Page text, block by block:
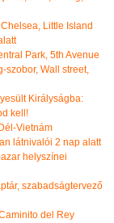
Little Island
Park, 5th Avenue
szobor, Wall street,
Királyságba:
kell!
Vietnám
látnivalói 2 nap alatt
helyszínei
szabadságtervező
del Rey